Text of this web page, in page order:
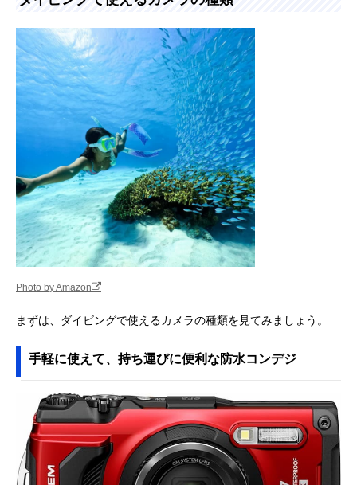
Photo by Amazon
まずは、ダイビングで使えるカメラの種類を見てみましょう。
手軽に使えて、持ち運びに便利な防水コンデジ